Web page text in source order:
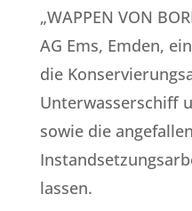
„WAPPEN VON
AG Ems, Emden,
die
Unterwasserschiff
sowie die
lassen.